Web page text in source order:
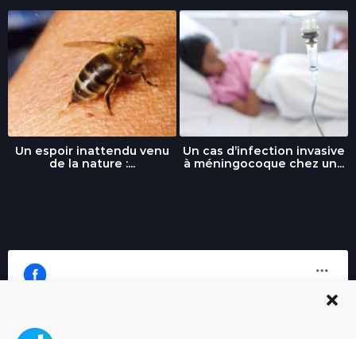
Un espoir inattendu venu
de la nature :...
Un cas d’infection invasive
à méningocoque chez un...